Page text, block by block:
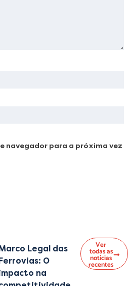
navegador para a próxima vez
Legal das
O
na
Ver
todas as
notícias
recentes